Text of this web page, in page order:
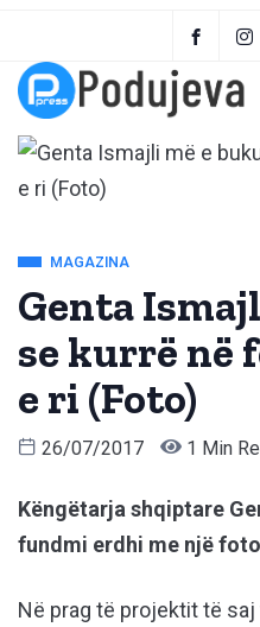
MAGAZINA
Genta
se kurrë në
e ri (Foto)
26/07/2017 1 Min
Këngëtarja shqiptare
fundmi erdhi me një
Në prag të projektit të